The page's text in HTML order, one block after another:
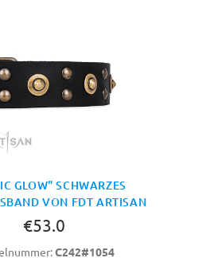
GLOW" SCHWARZES
VON FDT ARTISAN
€53.0
C242#1054